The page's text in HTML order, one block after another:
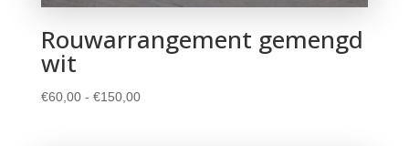
Rouwarrangement gemengd
wit
€60,00 - €150,00Prijsklasse: